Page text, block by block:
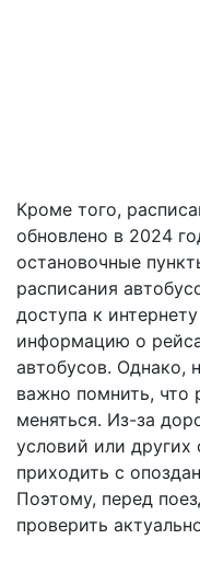
Кроме того,
обновлено в 2024
остановочные
расписания
доступа к
информацию о
автобусов. Однако,
важно помнить, что
меняться. Из-за
условий или других
приходить с
Поэтому, перед
проверить